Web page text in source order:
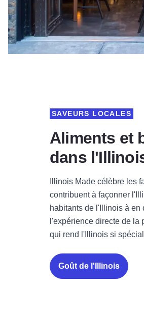
Aliments et
dans
SAVEURS LOCALES
Illinois Made célèbre les
contribuent à façonner
habitants de l'Illinois à en
l'expérience directe de la
qui rend l'Illinois si
Goût de l'Illinois